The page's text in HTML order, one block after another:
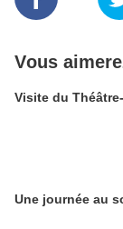
Vous
Visite du
Une journée au